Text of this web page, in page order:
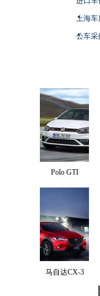
上海
公车采
Polo GTI
马自达CX-3